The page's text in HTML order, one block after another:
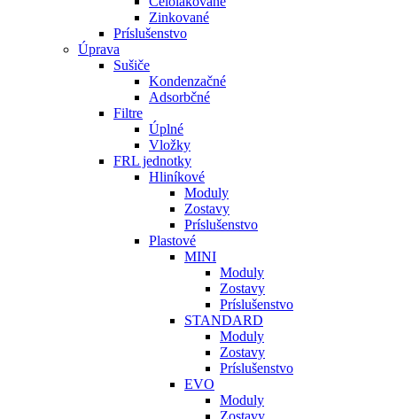
Zinkované
Príslušenstvo
Úprava
Sušiče
Kondenzačné
Adsorbčné
Filtre
Úplné
Vložky
FRL jednotky
Hliníkové
Moduly
Zostavy
Príslušenstvo
Plastové
MINI
Moduly
Zostavy
Príslušenstvo
STANDARD
Moduly
Zostavy
Príslušenstvo
EVO
Moduly
Zostavy